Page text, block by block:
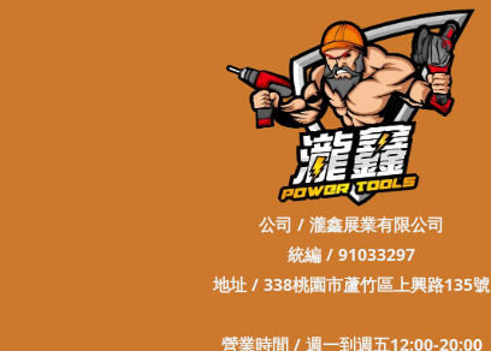
公司 / 瀧鑫展業有限公司
統編 / 91033297
地址 / 338桃園市蘆竹區上興路135號
營業時間 / 週一到週五12:00-20:00